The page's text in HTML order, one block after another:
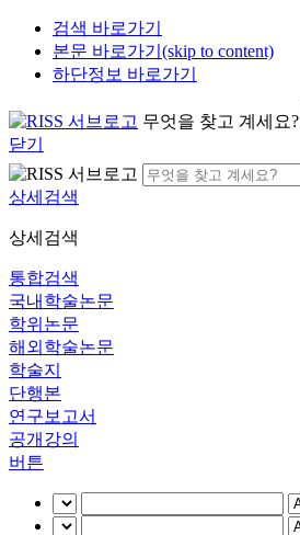
검색 바로가기
본문 바로가기(skip to content)
하단정보 바로가기
무엇을 찾고 계세요?
닫기
상세검색
상세검색
통합검색
국내학술논문
학위논문
해외학술논문
학술지
단행본
연구보고서
공개강의
버튼